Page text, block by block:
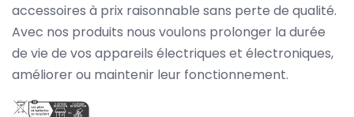
accessoires à prix raisonnable sans perte de qualité.
Avec nos produits nous voulons prolonger la durée
de vie de vos appareils électriques et électroniques,
améliorer ou maintenir leur fonctionnement.